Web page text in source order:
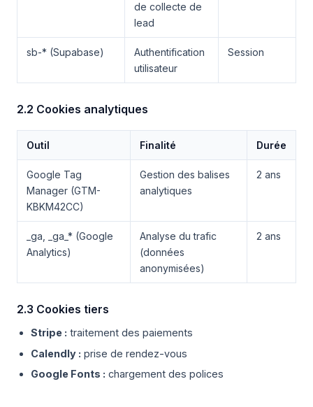
de collecte de
lead
sb-* (Supabase)
Authentification
utilisateur
Session
2.2 Cookies analytiques
Outil Finalité Durée
Google Tag
Manager (GTM-
KBKM42CC)
Gestion des balises
analytiques
2 ans
_ga, _ga_* (Google
Analytics)
Analyse du trafic
(données
anonymisées)
2 ans
2.3 Cookies tiers
Stripe : traitement des paiements
Calendly : prise de rendez-vous
Google Fonts : chargement des polices